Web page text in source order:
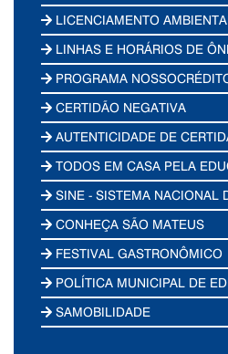
LICENCIAMENTO
LINHAS E HORÁRIOS DE
PROGRAMA
CERTIDÃO NEGATIVA
AUTENTICIDADE DE
TODOS EM CASA PELA
SINE - SISTEMA NACIONAL
CONHEÇA SÃO MATEUS
FESTIVAL GASTRONÔMICO
POLÍTICA MUNICIPAL DE
SAMOBILIDADE